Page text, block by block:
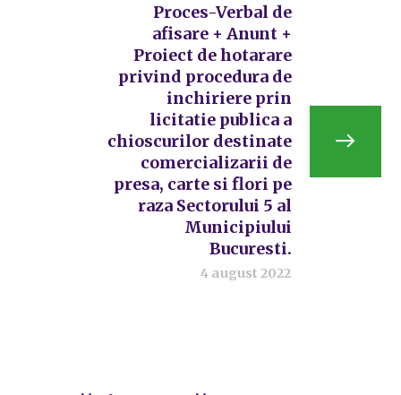
Proces-Verbal de
afisare + Anunt +
Proiect de hotarare
privind procedura de
inchiriere prin
licitatie publica a
chioscurilor destinate
comercializarii de
presa, carte si flori pe
raza Sectorului 5 al
Municipiului
Bucuresti.
4 august 2022